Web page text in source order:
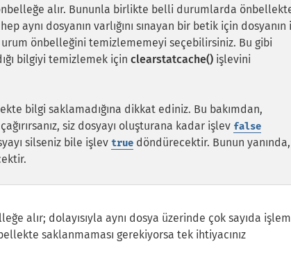
alır. Bununla birlikte belli durumlarda
aynı dosyanın varlığını sınayan bir betik için dosyanın
önbelleğini temizlememeyi seçebilirsiniz. Bu gibi
bilgiyi temizlemek için clearstatcache() işlevini
bilgi saklamadığına dikkat ediniz. Bu bakımdan,
siz dosyayı oluşturana kadar işlev false
silseniz bile işlev true döndürecektir. Bunun yanında,
alır; dolayısıyla aynı dosya üzerinde çok sayıda işlem
saklanmaması gerekiyorsa tek ihtiyacınız